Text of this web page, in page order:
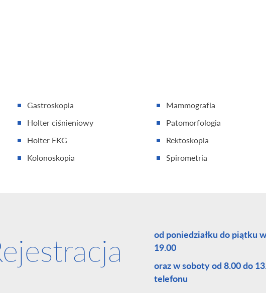
Gastroskopia
Holter ciśnieniowy
Holter EKG
Kolonoskopia
Mammografia
Patomorfologia
Rektoskopia
Spirometria
od poniedziałku do piątku
19.00
oraz w soboty od 8.00 do
telefonu